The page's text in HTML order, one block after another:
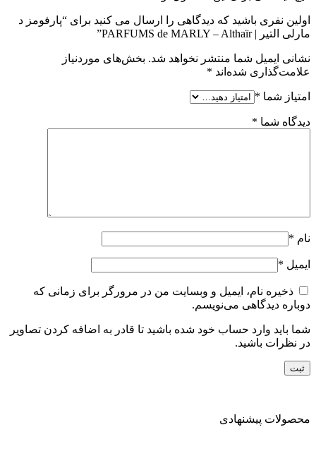
اولین نفری باشید که دیدگاهی را ارسال می کنید برای “پارفومز د
مارلی التیر | PARFUMS de MARLY – Althaïr”
نشانی ایمیل شما منتشر نخواهد شد. بخش‌های موردنیاز
علامت‌گذاری شده‌اند *
امتیاز شما *
دیدگاه شما *
نام *
ایمیل *
ذخیره نام، ایمیل و وبسایت من در مرورگر برای زمانی که
دوباره دیدگاهی می‌نویسم.
شما باید وارد حساب خود شده باشید تا قادر به اضافه کردن تصاویر
در نظرات باشید.
محصولات پیشنهادی